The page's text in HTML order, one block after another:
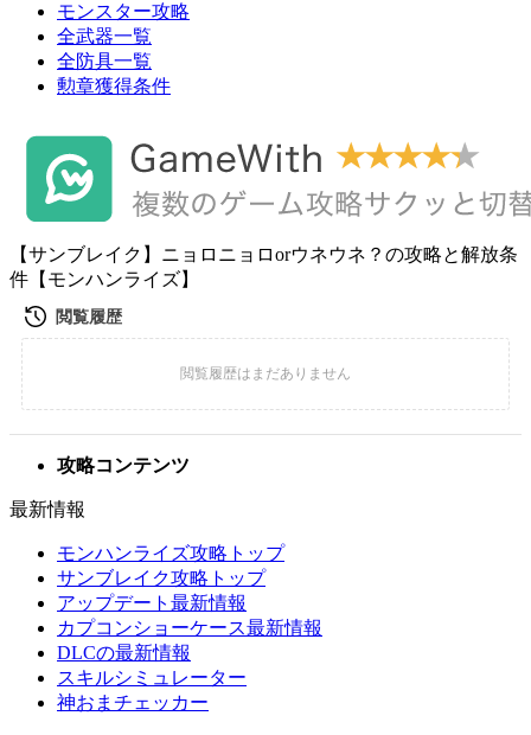
モンスター攻略
全武器一覧
全防具一覧
勲章獲得条件
【サンブレイク】ニョロニョロorウネウネ？の攻略と解放条
件【モンハンライズ】
攻略コンテンツ
最新情報
モンハンライズ攻略トップ
サンブレイク攻略トップ
アップデート最新情報
カプコンショーケース最新情報
DLCの最新情報
スキルシミュレーター
神おまチェッカー